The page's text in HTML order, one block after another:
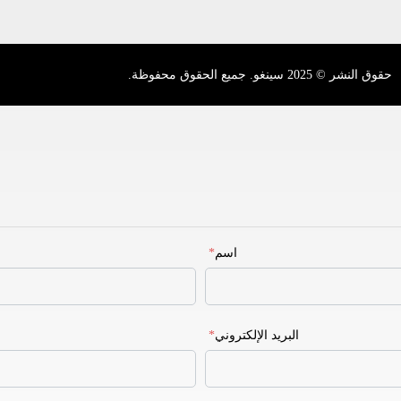
حقوق النشر © 2025 سينغو. جميع الحقوق محفوظة.
اسم*
البريد الإلكتروني*